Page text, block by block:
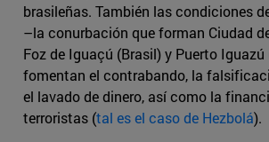
brasileñas. También las condiciones
–la conurbación que forman Ciudad
Foz de Iguaçú (Brasil) y Puerto
fomentan el contrabando, la
el lavado de dinero, así como la
terroristas (tal es el caso de Hezbolá).